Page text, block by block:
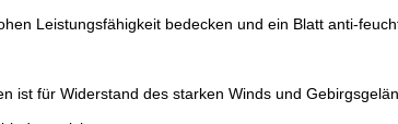
Leistungsfähigkeit bedecken und ein Blatt anti-
ist für Widerstand des starken Winds und